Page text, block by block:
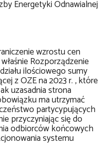
Energetyki Odnawialnej
wzrostu cen
Rozporządzenie
ilościowego sumy
z OZE na 2023 r. , które
uzasadnia strona
ma utrzymać
partycypujących
przyczyniając się do
odbiorców końcowych
systemu